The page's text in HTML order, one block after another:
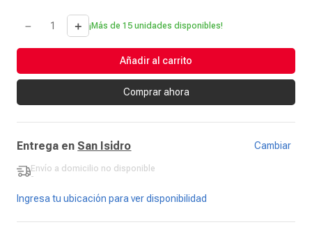
＋
－ ¡Más de 15 unidades disponibles!
Añadir al carrito
Comprar ahora
Entrega en San Isidro Cambiar
Envío a domicilio no disponible
-
Ingresa tu ubicación para ver disponibilidad